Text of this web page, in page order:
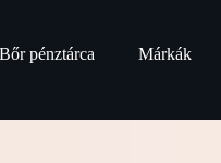
pénztárca Márkák